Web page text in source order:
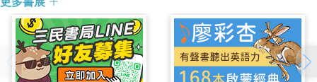
and grand maritime homes of Falmouth become a labyrinth
of secrets, where one wrong step could cost her
everything-her family, her freedom, even her life. But Effy
is not a woman who waits to be rescued. With intelligence,
courage, and a touch of something even more mysterious,